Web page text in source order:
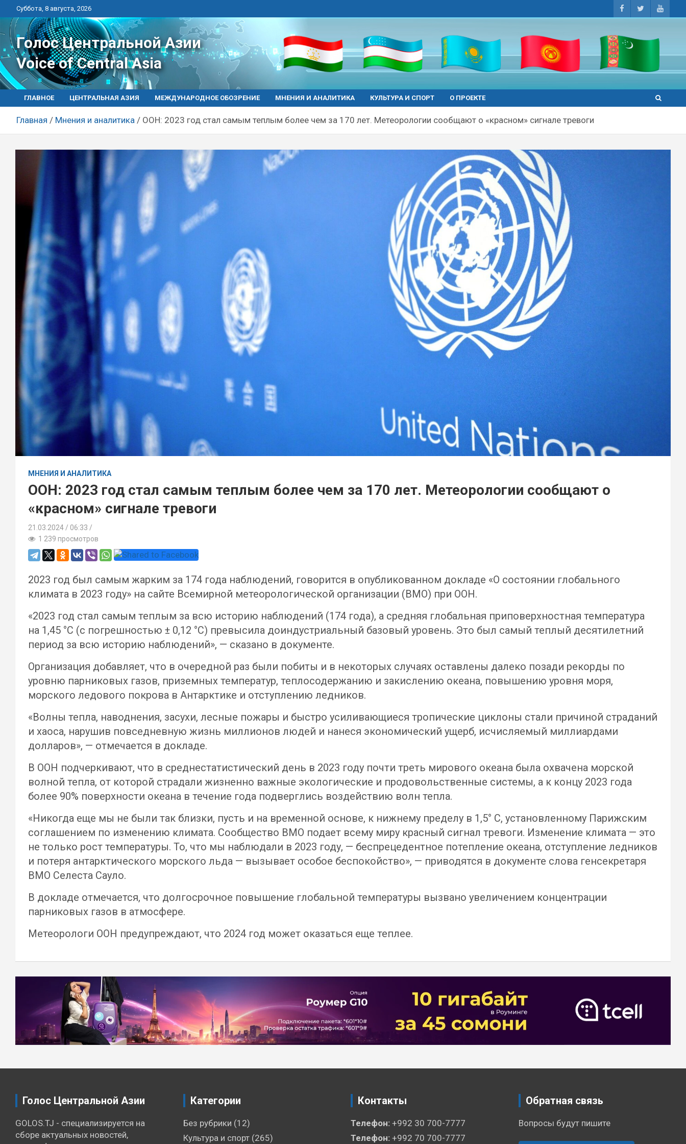
Перейти
к
контенту
Суббота, 8 августа, 2026
Голос Центральной Азии
Voice of Central Asia
ГЛАВНОЕ ЦЕНТРАЛЬНАЯ АЗИЯ МЕЖДУНАРОДНОЕ ОБОЗРЕНИЕ МНЕНИЯ И АНАЛИТИКА КУЛЬТУРА И СПОРТ О ПРОЕКТЕ
Главная Мнения и аналитика ООН: 2023 год стал самым теплым более чем за 170 лет. Метеорологии сообщают о «красном» сигнале тревоги
МНЕНИЯ И АНАЛИТИКА
ООН: 2023 год стал самым теплым более чем за 170 лет. Метеорологии сообщают о
«красном» сигнале тревоги
21.03.2024
06:33 /
1 239 просмотров
2023 год был самым жарким за 174 года наблюдений, говорится в опубликованном докладе «О состоянии глобального
климата в 2023 году» на сайте Всемирной метеорологической организации (ВМО) при ООН.
«2023 год стал самым теплым за всю историю наблюдений (174 года), а средняя глобальная приповерхностная температура
на 1,45 °C (с погрешностью ± 0,12 °C) превысила доиндустриальный базовый уровень. Это был самый теплый десятилетний
период за всю историю наблюдений», — сказано в документе.
Организация добавляет, что в очередной раз были побиты и в некоторых случаях оставлены далеко позади рекорды по
уровню парниковых газов, приземных температур, теплосодержанию и закислению океана, повышению уровня моря,
морского ледового покрова в Антарктике и отступлению ледников.
«Волны тепла, наводнения, засухи, лесные пожары и быстро усиливающиеся тропические циклоны стали причиной страданий
и хаоса, нарушив повседневную жизнь миллионов людей и нанеся экономический ущерб, исчисляемый миллиардами
долларов», — отмечается в докладе.
В ООН подчеркивают, что в среднестатистический день в 2023 году почти треть мирового океана была охвачена морской
волной тепла, от которой страдали жизненно важные экологические и продовольственные системы, а к концу 2023 года
более 90% поверхности океана в течение года подверглись воздействию волн тепла.
«Никогда еще мы не были так близки, пусть и на временной основе, к нижнему пределу в 1,5° C, установленному Парижским
соглашением по изменению климата. Сообщество ВМО подает всему миру красный сигнал тревоги. Изменение климата — это
не только рост температуры. То, что мы наблюдали в 2023 году, — беспрецедентное потепление океана, отступление ледников
и потеря антарктического морского льда — вызывает особое беспокойство», — приводятся в документе слова генсекретаря
ВМО Селеста Сауло.
В докладе отмечается, что долгосрочное повышение глобальной температуры вызвано увеличением концентрации
парниковых газов в атмосфере.
Метеорологи ООН предупреждают, что 2024 год может оказаться еще теплее.
Навигация
записям
Голос Центральной Азии
GOLOS.TJ - специализируется на
сборе актуальных новостей,
Категории
Без рубрики (12)
Культура и спорт(265)
Контакты
Телефон: +992 30 700-7777
Телефон: +992 70 700-7777
Обратная связь
Вопросы будут пишите